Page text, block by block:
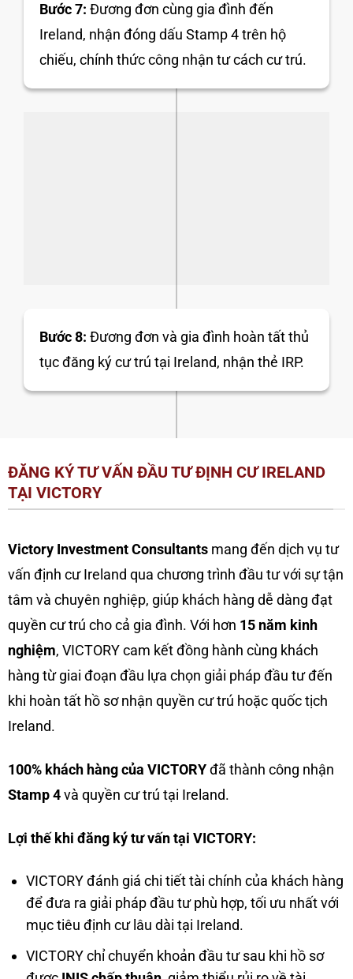
Bước 7: Đương đơn cùng gia đình đến
Ireland, nhận đóng dấu Stamp 4 trên hộ
chiếu, chính thức công nhận tư cách cư trú.
Bước 8: Đương đơn và gia đình hoàn tất thủ
tục đăng ký cư trú tại Ireland, nhận thẻ IRP.
ĐĂNG KÝ TƯ VẤN ĐẦU TƯ ĐỊNH CƯ IRELAND
TẠI VICTORY
Victory Investment Consultantsmang đến dịch vụ tư
vấn định cư Ireland qua chương trình đầu tư với sự tận
tâm và chuyên nghiệp, giúp khách hàng dễ dàng đạt
quyền cư trú cho cả gia đình. Với hơn 15 năm kinh
nghiệm, VICTORY cam kết đồng hành cùng khách
hàng từ giai đoạn đầu lựa chọn giải pháp đầu tư đến
khi hoàn tất hồ sơ nhận quyền cư trú hoặc quốc tịch
Ireland.
100% khách hàng của VICTORYđã thành công nhận
Stamp 4và quyền cư trú tại Ireland.
Lợi thế khi đăng ký tư vấn tại VICTORY:
VICTORY đánh giá chi tiết tài chính của khách hàng
để đưa ra giải pháp đầu tư phù hợp, tối ưu nhất với
mục tiêu định cư lâu dài tại Ireland.
VICTORY chỉ chuyển khoản đầu tư sau khi hồ sơ